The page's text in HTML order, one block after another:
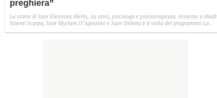
preghiera”
La storia di Suor Eleonora Merlo, 29 anni, psicologa e psicoterapeuta. Insieme a
Noemi Scarpa, Suor Myriam D’Agostino e Suor Debora è il volto del programma La